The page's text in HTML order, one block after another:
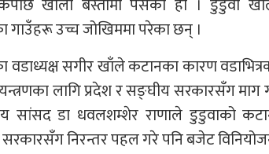
खोला बस्तीमा पसेको हो । डुडुवा
उच्च जोखिममा परेका छन् ।
वडाध्यक्ष सगीर खाँले कटानका कारण
लागि प्रदेश र सङ्घीय सरकारसँग माग
सांसद डा धवलशम्शेर राणाले डुडुवाको
सरकारसँग निरन्तर पहल गरे पनि बजेट